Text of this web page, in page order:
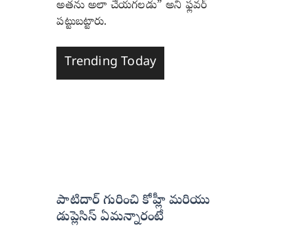
అతను అలా చేయగలడు” అని ఫ్లవర్
పట్టుబట్టారు.
Trending Today
పాటిదార్ గురించి కోహ్లీ మరియు
డుప్లెసిస్ ఏమన్నారంటే